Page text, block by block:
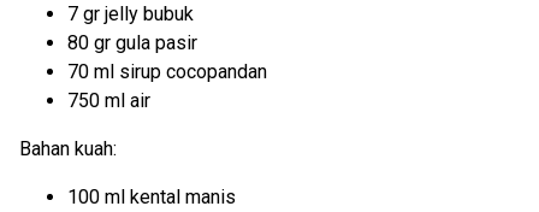
7 gr jelly bubuk
80 gr gula pasir
70 ml sirup cocopandan
750 ml air
Bahan kuah:
100 ml kental manis